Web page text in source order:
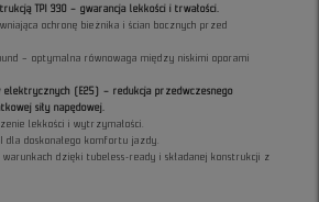
TPI 330 – gwarancja lekkości i trwałości.
ochronę bieżnika i ścian bocznych przed
– optymalna równowaga między niskimi oporami
elektrycznych (E25) – redukcja przedwczesnego
siły napędowej.
lekkości i wytrzymałości.
dla doskonałego komfortu jazdy.
dzięki tubeless-ready i składanej konstrukcji z